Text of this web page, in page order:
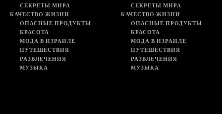
СЕКРЕТЫ МИРА
КАЧЕСТВО ЖИЗНИ
ОПАСНЫЕ ПРОДУКТЫ
КРАСОТА
МОДА В ИЗРАИЛЕ
ПУТЕШЕСТВИЯ
РАЗВЛЕЧЕНИЯ
МУЗЫКА
СЕКРЕТЫ МИРА
КАЧЕСТВО ЖИЗНИ
ОПАСНЫЕ ПРОДУКТЫ
КРАСОТА
МОДА В ИЗРАИЛЕ
ПУТЕШЕСТВИЯ
РАЗВЛЕЧЕНИЯ
МУЗЫКА